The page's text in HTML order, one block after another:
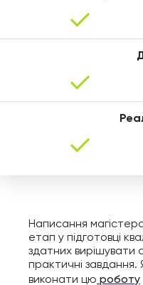
Написання
етап у підготовці
здатних вирішувати
практичні
виконати цю роботу